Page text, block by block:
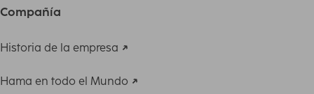
Compañía
Historia de la empresa
Hama en todo el Mundo